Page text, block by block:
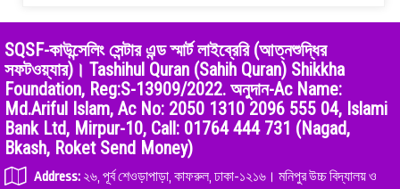
SQSF-কাউন্সেলিং সেন্টার এন্ড স্মার্ট লাইব্রেরি (আত্নশুদ্ধির
সফটওয়্যার)। Tashihul Quran (Sahih Quran) Shikkha
Foundation, Reg:S-13909/2022. অনুদান-Ac Name:
Md.Ariful Islam, Ac No: 2050 1310 2096 555 04, Islami
Bank Ltd, Mirpur-10, Call: 01764 444 731 (Nagad,
Bkash, Roket Send Money)
Address: ২৬, পূর্ব শেওড়াপাড়া, কাফরুল, ঢাকা-১২১৬। মনিপুর উচ্চ বিদ্যালয় ও